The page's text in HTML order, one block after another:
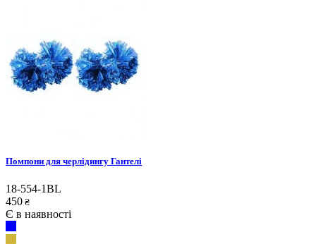
Помпони для черлідингу Гантелі
18-554-1BL
450 ₴
Є в наявності